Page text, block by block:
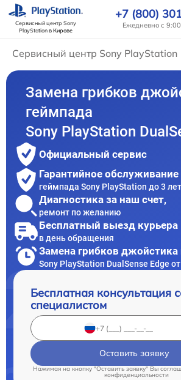
Сервисный центр Sony
PlayStationв Кирове
+7 (800)
Ежедневно с
Сервисный центр Sony PlayStation
Замена грибков
геймпада
Sony PlayStation
Официальный сервис
Гарантийное обслуживание
геймпада Sony PlayStation до 3 лет
Диагностика за наш счет,
ремонт по желанию
Бесплатный выезд курьера
в день обращения
Замена грибков джойстика
Sony PlayStation DualSense Edge
Бесплатная консультация
специалистом
Оставить заявку
Нажимая на кнопку "Оставить заявку" Вы
конфиденциальности